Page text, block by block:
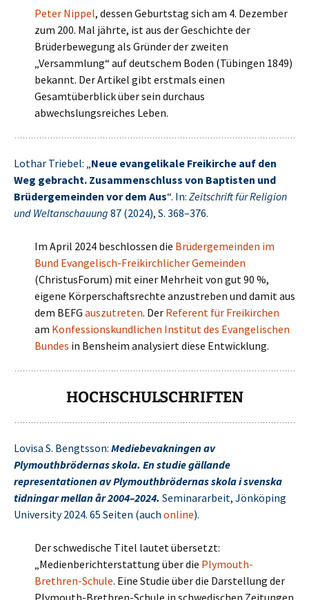
Peter Nippel, dessen Geburtstag sich am 4. Dezember
zum 200. Mal jährte, ist aus der Geschichte der
Brüderbewegung als Gründer der zweiten
„Versammlung“ auf deutschem Boden (Tübingen 1849)
bekannt. Der Artikel gibt erstmals einen
Gesamtüberblick über sein durchaus
abwechslungsreiches Leben.
Lothar Triebel: „Neue evangelikale Freikirche auf den
Weg gebracht. Zusammenschluss von Baptisten und
Brüdergemeinden vor dem Aus“. In: Zeitschrift für Religion
und Weltanschauung 87 (2024), S. 368–376.
Im April 2024 beschlossen die Brüdergemeinden im
Bund Evangelisch-Freikirchlicher Gemeinden
(ChristusForum) mit einer Mehrheit von gut 90 %,
eigene Körperschaftsrechte anzustreben und damit aus
dem BEFG auszutreten. Der Referent für Freikirchen
am Konfessionskundlichen Institut des Evangelischen
Bundes in Bensheim analysiert diese Entwicklung.
HOCHSCHULSCHRIFTEN
Lovisa S. Bengtsson: Mediebevakningen av
Plymouthbrödernas skola. En studie gällande
representationen av Plymouthbrödernas skola i svenska
tidningar mellan år 2004–2024. Seminararbeit, Jönköping
University 2024. 65 Seiten (auch online).
Der schwedische Titel lautet übersetzt:
„Medienberichterstattung über die Plymouth-
Brethren-Schule. Eine Studie über die Darstellung der
Plymouth-Brethren-Schule in schwedischen Zeitungen